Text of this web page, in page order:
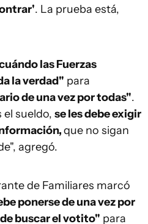
. La prueba está,
las Fuerzas
la verdad" para
de una vez por todas".
sueldo, se les debe exigir
que no sigan
agregó.
de Familiares marcó
ponerse de una vez por
buscar el votito" para